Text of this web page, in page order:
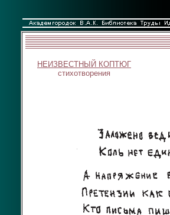
НЕИЗВЕСТНЫЙ КОПТЮГ
стихотворения